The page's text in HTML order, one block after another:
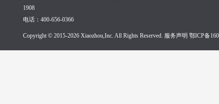
1908
电话：400-656-0366
Copyright © 2015-2026 Xiaozhou,Inc. All Rights Reserved. 服务声明 鄂ICP备